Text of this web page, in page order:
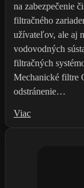
na zabezpečenie
filtračného
užívateľov, ale aj
vodovodných
filtračných
Mechanické filtre
odstránenie…
Viac